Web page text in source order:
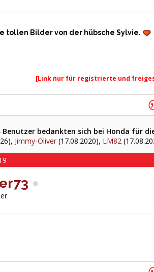
tollen Bilder von der hübsche Sylvie.
[Link nur für registrierte und
Benutzer bedankten sich bei Honda für
Jimmy-Oliver (17.08.2020), LM82